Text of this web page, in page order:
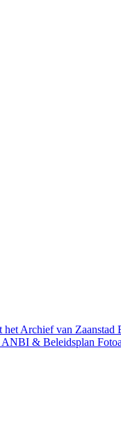
het Archief van Zaanstad
ANBI & Beleidsplan